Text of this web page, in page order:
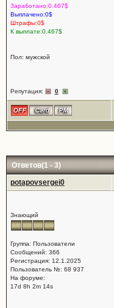
Заработано:0.467$
Выплачено:0$
Штрафы:0$
К выплате:0.467$
Пол: мужской
Репутация: 0
Ответов(1 - 3)
potapovsergei0
Знающий
Группа: Пользователи
Сообщений: 366
Регистрация: 12.1.2025
Пользователь №: 68 937
На форуме:
17d 8h 2m 14s